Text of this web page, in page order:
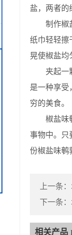
盐，两者
制作椒盐
纸巾轻轻擦
晃使椒盐均
夹起一颗
是一种享受
穷的美食。
椒盐味鹌
事物中。只
份椒盐味鹌
上一条：
下一条：
相关产品